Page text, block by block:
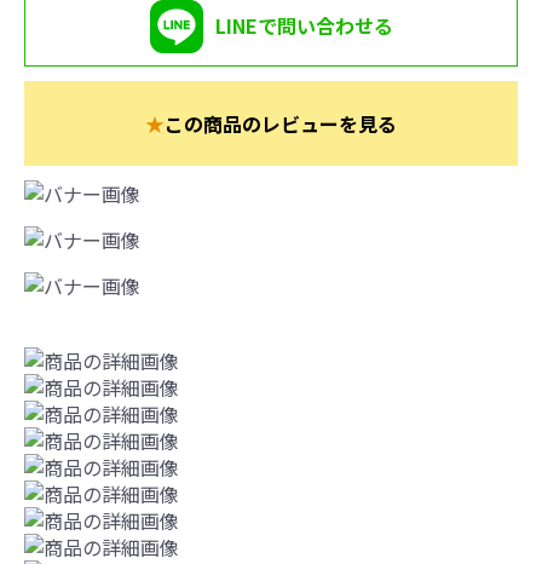
LINEで問い合わせる
★この商品のレビューを見る